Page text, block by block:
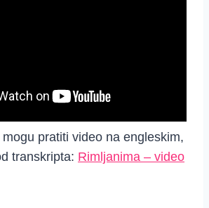
pratiti video na engleskim,
transkripta: Rimljanima – video